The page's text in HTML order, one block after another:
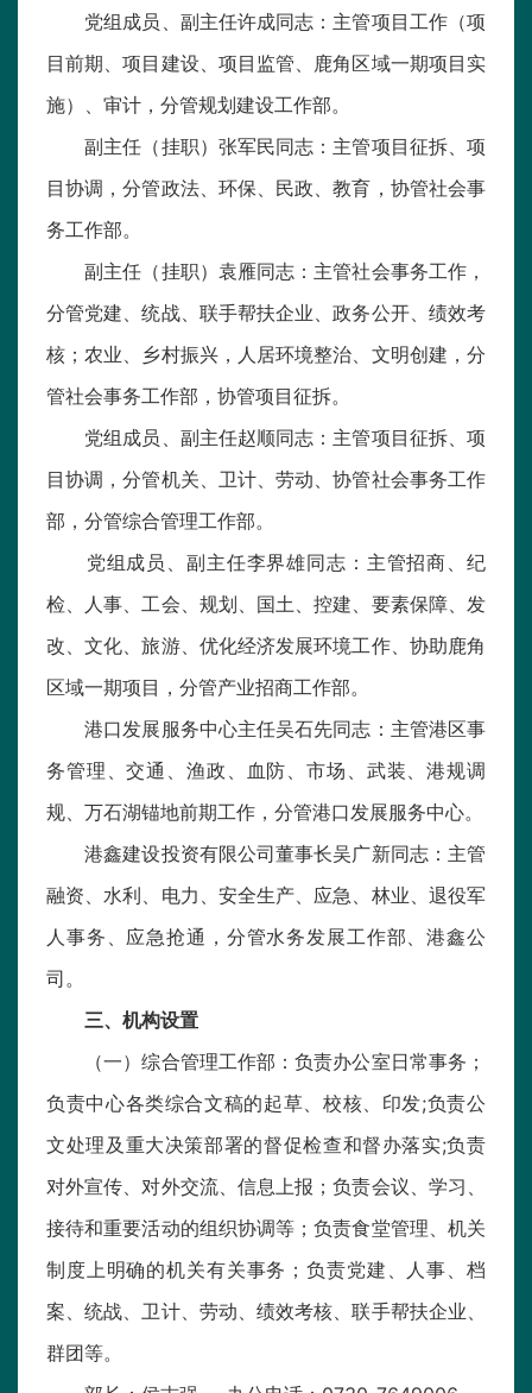
党组成员、副主任许成同志：主管项目工作（项
目前期、项目建设、项目监管、鹿角区域一期项目实
施）、审计，分管规划建设工作部。
副主任（挂职）张军民同志：主管项目征拆、项
目协调，分管政法、环保、民政、教育，协管社会事
务工作部。
副主任（挂职）袁雁同志：主管社会事务工作，
分管党建、统战、联手帮扶企业、政务公开、绩效考
核；农业、乡村振兴，人居环境整治、文明创建，分
管社会事务工作部，协管项目征拆。
党组成员、副主任赵顺同志：主管项目征拆、项
目协调，分管机关、卫计、劳动、协管社会事务工作
部，分管综合管理工作部。
党组成员、副主任李界雄同志：主管招商、纪
检、人事、工会、规划、国土、控建、要素保障、发
改、文化、旅游、优化经济发展环境工作、协助鹿角
区域一期项目，分管产业招商工作部。
港口发展服务中心主任吴石先同志：主管港区事
务管理、交通、渔政、血防、市场、武装、港规调
规、万石湖锚地前期工作，分管港口发展服务中心。
港鑫建设投资有限公司董事长吴广新同志：主管
融资、水利、电力、安全生产、应急、林业、退役军
人事务、应急抢通，分管水务发展工作部、港鑫公
司。
三、机构设置
（一）综合管理工作部：负责办公室日常事务；
负责中心各类综合文稿的起草、校核、印发;负责公
文处理及重大决策部署的督促检查和督办落实;负责
对外宣传、对外交流、信息上报；负责会议、学习、
接待和重要活动的组织协调等；负责食堂管理、机关
制度上明确的机关有关事务；负责党建、人事、档
案、统战、卫计、劳动、绩效考核、联手帮扶企业、
群团等。